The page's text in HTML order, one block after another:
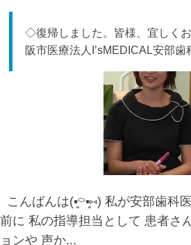
◇復帰しました。皆様、宜しく
阪市医療法人I’sMEDICAL安部歯
こんばんは(•͈⌔•͈⑅) 私が安部歯科
前に 私の指導担当として 患者さ
ョンや 声か...